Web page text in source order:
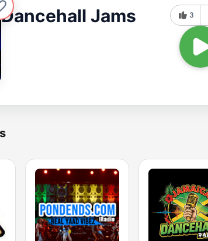
Dancehall Jams 3